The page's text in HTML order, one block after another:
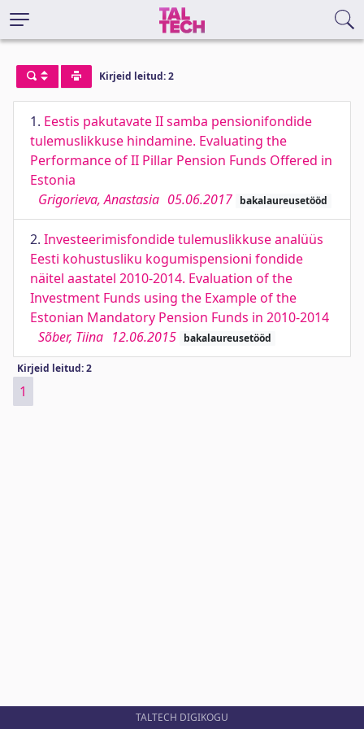
Kirjeid leitud: 2
1. Eestis pakutavate II samba pensionifondide
tulemuslikkuse hindamine. Evaluating the
Performance of II Pillar Pension Funds Offered in
Estonia
Grigorieva, Anastasia 05.06.2017 bakalaureusetööd
2. Investeerimisfondide tulemuslikkuse analüüs
Eesti kohustusliku kogumispensioni fondide
näitel aastatel 2010-2014. Evaluation of the
Investment Funds using the Example of the
Estonian Mandatory Pension Funds in 2010-2014
Sõber, Tiina 12.06.2015 bakalaureusetööd
Kirjeid leitud: 2
1
TALTECH DIGIKOGU